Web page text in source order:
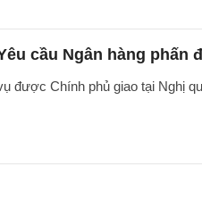
cầu Ngân hàng phấn
được Chính phủ giao tại Nghị